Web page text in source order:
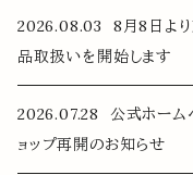
2026.08.03 8月8日より
品取扱いを開始します
2026.07.28 公式ホーム
ョップ再開のお知らせ